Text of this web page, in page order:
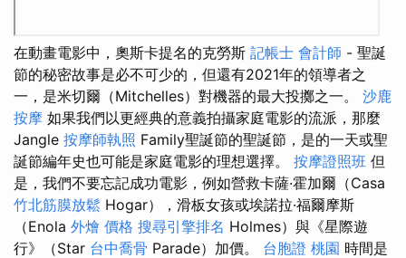
在動畫電影中，奧斯卡提名的克勞斯 記帳士 會計師 - 聖誕
節的秘密故事是必不可少的，但還有2021年的領導者之
一，是米切爾（Mitchelles）對機器的最大投擲之一。 沙鹿
按摩 如果我們以更經典的意義拍攝家庭電影的流派，那麼
Jangle 按摩師執照 Family聖誕節的聖誕節，是的一天或聖
誕節編年史也可能是家庭電影的理想選擇。 按摩證照班 但
是，我們不要忘記成功電影，例如營救卡薩·霍加爾（Casa
竹北筋膜放鬆 Hogar），滑板女孩或埃諾拉·福爾摩斯
（Enola 外燴 價格 搜尋引擎排名 Holmes）與《星際遊
行》（Star 台中喬骨 Parade）加價。 台胞證 桃園 時間是